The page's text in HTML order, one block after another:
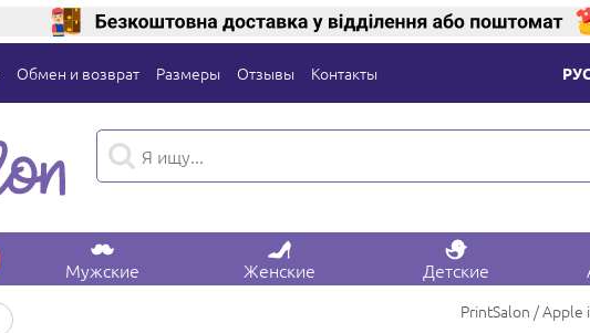
Обмен и возврат Размеры Отзывы Контакты
Мужские Женские Детские
PrintSalon Apple